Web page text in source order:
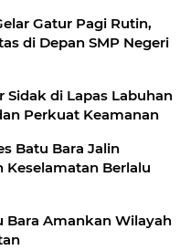
Gatur Pagi Rutin,
di Depan SMP Negeri
Sidak di Lapas Labuhan
Perkuat Keamanan
Batu Bara Jalin
Keselamatan Berlalu
Bara Amankan Wilayah